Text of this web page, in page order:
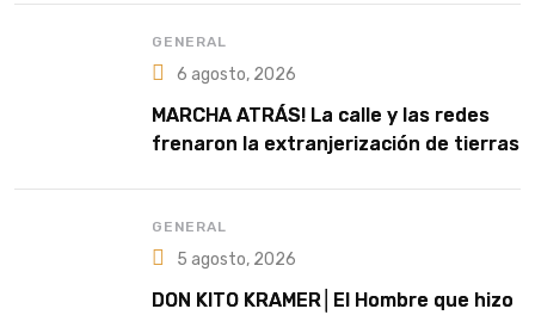
GENERAL
6 agosto, 2026
MARCHA ATRÁS! La calle y las redes
frenaron la extranjerización de tierras
GENERAL
5 agosto, 2026
DON KITO KRAMER│El Hombre que hizo